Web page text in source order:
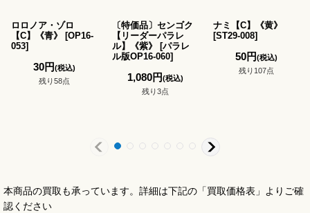
ロロノア・ゾロ
【C】《青》
[OP16-
053]
30円(税込)
残り58点
〔特価品〕センゴク
【リーダーパラレ
ル】《紫》
[パラレ
ル版OP16-060]
1,080円(税込)
残り3点
ナミ【C】《黄》
[ST29-008]
50円(税込)
残り107点
本商品の買取も承っています。詳細は下記の「買取価格表」よりご確
認ください